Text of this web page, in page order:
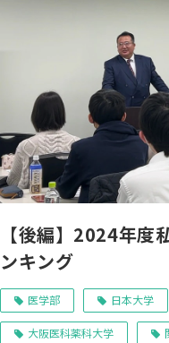
【後編】2024年度
ンキング
医学部 日本大学
大阪医科薬科大学